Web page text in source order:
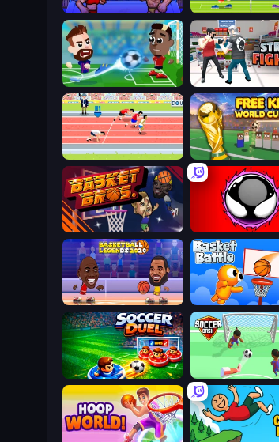
Tennis
Wrestle Bros
Street Fighter
Soccer Masters: Euro 2020
Free Kicks World Cup 2026
Sports Hero
BasketBros
Basketball Legends 2020
Soccer Duel